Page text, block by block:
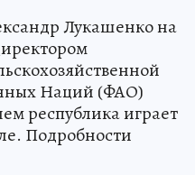
Лукашенко на
Наций (ФАО)
республика играет
Подробности